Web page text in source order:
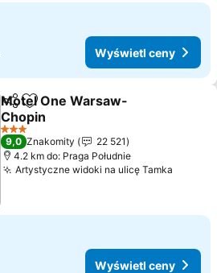
Wyświetl ceny
Udostępnij
Dodaj do ulubionych
Motel One Warsaw-
Chopin
Wyświetl ceny
3 Kategoria
9,0 Znakomity
22 521
4.2 km do: Praga Południe
Artystyczne widoki na ulicę Tamka
Wyświetl ceny